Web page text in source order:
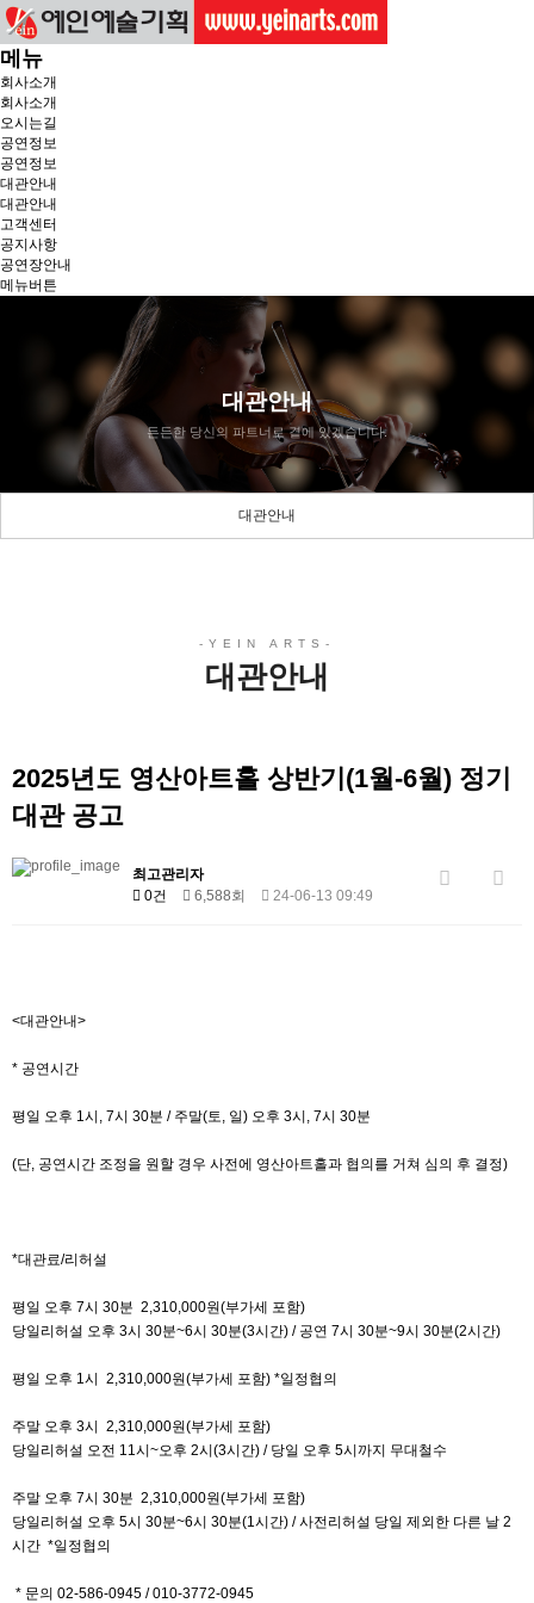
메뉴
회사소개
회사소개
오시는길
공연정보
공연정보
대관안내
대관안내
고객센터
공지사항
공연장안내
메뉴버튼
대관안내
든든한 당신의 파트너로 곁에 있겠습니다.
대관안내
대관안내
2025년도 영산아트홀 상반기(1월-6월) 정기
대관 공고
최고관리자
0건
6,588회 24-06-13 09:49
<대관안내>
* 공연시간
평일 오후 1시, 7시 30분 / 주말(토, 일) 오후 3시, 7시 30분
(단, 공연시간 조정을 원할 경우 사전에 영산아트홀과 협의를 거쳐 심의 후 결정)
*대관료/리허설
평일 오후 7시 30분 2,310,000원(부가세 포함)
당일리허설 오후 3시 30분~6시 30분(3시간) / 공연 7시 30분~9시 30분(2시간)
평일 오후 1시 2,310,000원(부가세 포함) *일정협의
주말 오후 3시 2,310,000원(부가세 포함)
당일리허설 오전 11시~오후 2시(3시간) / 당일 오후 5시까지 무대철수
주말 오후 7시 30분 2,310,000원(부가세 포함)
당일리허설 오후 5시 30분~6시 30분(1시간) / 사전리허설 당일 제외한 다른 날 2
시간 *일정협의
* 문의 02-586-0945 / 010-3772-0945